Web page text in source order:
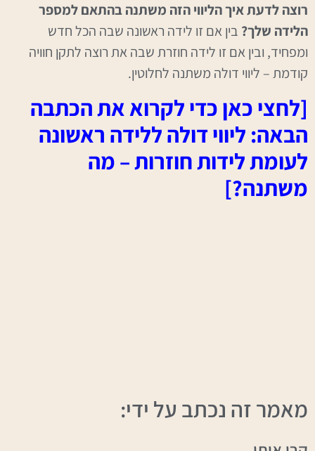
רוצה לדעת איך הליווי הזה משתנה בהתאם למספר
הלידה שלך? בין אם זו לידה ראשונה שבה הכל חדש
ומפחיד, ובין אם זו לידה חוזרת שבה את רוצה לתקן חוויה
קודמת – ליווי דולה משתנה לחלוטין.
[לחצי כאן כדי לקרוא את הכתבה
הבאה: ליווי דולה ללידה ראשונה
לעומת לידות חוזרות – מה
משתנה?]
מאמר זה נכתב על ידי: